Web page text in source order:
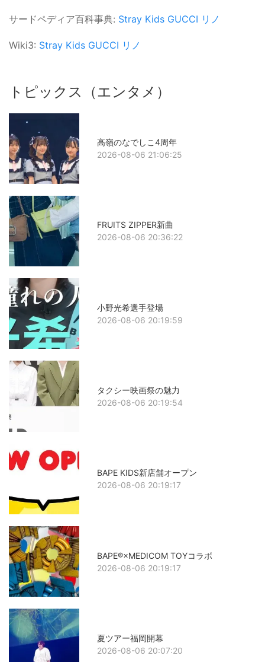
サードペディア百科事典: Stray Kids GUCCI リノ
Wiki3: Stray Kids GUCCI リノ
トピックス（エンタメ）
高嶺のなでしこ4周年
2026-08-06 21:06:25
FRUITS ZIPPER新曲
2026-08-06 20:36:22
小野光希選手登場
2026-08-06 20:19:59
タクシー映画祭の魅力
2026-08-06 20:19:54
BAPE KIDS新店舗オープン
2026-08-06 20:19:17
BAPE®×MEDICOM TOYコラボ
2026-08-06 20:19:17
夏ツアー福岡開幕
2026-08-06 20:07:20